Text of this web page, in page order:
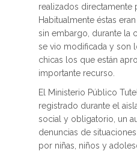
realizados directamente
Habitualmente éstas
sin embargo, durante la
se vio modificada y son
chicas los que están
importante recurso.
El Ministerio Público
registrado durante el
social y obligatorio, un
denuncias de
por niñas, niños y